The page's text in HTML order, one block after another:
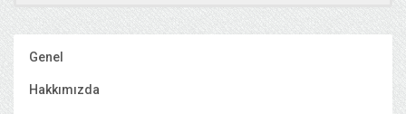
Genel
Hakkımızda